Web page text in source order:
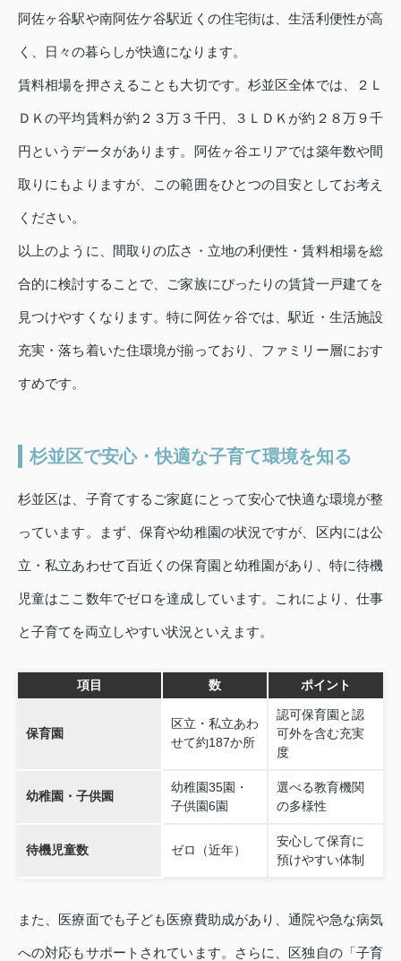
阿佐ヶ谷駅や南阿佐ケ谷駅近くの住宅街は、生活利便性が高
く、日々の暮らしが快適になります。
賃料相場を押さえることも大切です。杉並区全体では、２Ｌ
ＤＫの平均賃料が約２３万３千円、３ＬＤＫが約２８万９千
円というデータがあります。阿佐ヶ谷エリアでは築年数や間
取りにもよりますが、この範囲をひとつの目安としてお考え
ください。
以上のように、間取りの広さ・立地の利便性・賃料相場を総
合的に検討することで、ご家族にぴったりの賃貸一戸建てを
見つけやすくなります。特に阿佐ヶ谷では、駅近・生活施設
充実・落ち着いた住環境が揃っており、ファミリー層におす
すめです。
杉並区で安心・快適な子育て環境を知る
杉並区は、子育てするご家庭にとって安心で快適な環境が整
っています。まず、保育や幼稚園の状況ですが、区内には公
立・私立あわせて百近くの保育園と幼稚園があり、特に待機
児童はここ数年でゼロを達成しています。これにより、仕事
と子育てを両立しやすい状況といえます。
項目 数 ポイント
保育園
区立・私立あわ
せて約187か所
認可保育園と認
可外を含む充実
度
幼稚園・子供園
幼稚園35園・
子供園6園
選べる教育機関
の多様性
待機児童数 ゼロ（近年）
安心して保育に
預けやすい体制
また、医療面でも子ども医療費助成があり、通院や急な病気
への対応もサポートされています。さらに、区独自の「子育